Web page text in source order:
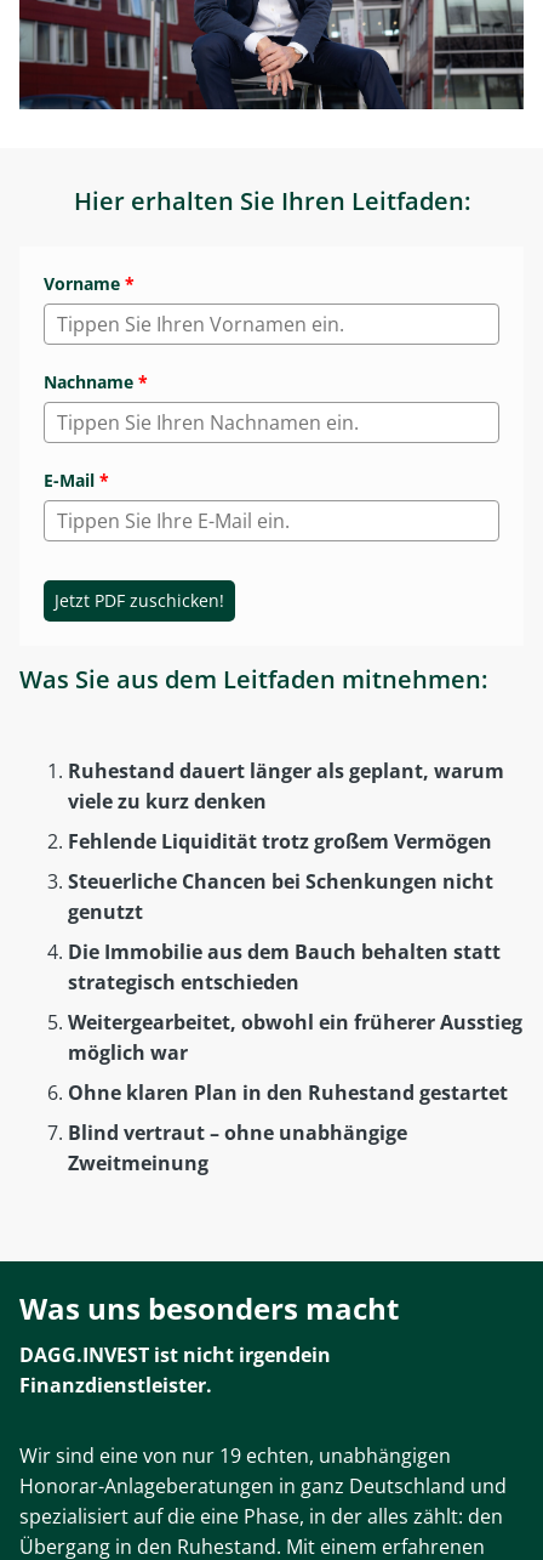
Hier erhalten Sie Ihren Leitfaden:
Vorname *
Nachname *
E-Mail *
Jetzt PDF zuschicken!
Was Sie aus dem Leitfaden mitnehmen:
Ruhestand dauert länger als geplant, warum
viele zu kurz denken
Fehlende Liquidität trotz großem Vermögen
Steuerliche Chancen bei Schenkungen nicht
genutzt
Die Immobilie aus dem Bauch behalten statt
strategisch entschieden
Weitergearbeitet, obwohl ein früherer Ausstieg
möglich war
Ohne klaren Plan in den Ruhestand gestartet
Blind vertraut – ohne unabhängige
Zweitmeinung
Was uns besonders macht
DAGG.INVEST ist nicht irgendein
Finanzdienstleister.
Wir sind eine von nur 19 echten, unabhängigen
Honorar-Anlageberatungen in ganz Deutschland und
spezialisiert auf die eine Phase, in der alles zählt: den
Übergang in den Ruhestand. Mit einem erfahrenen